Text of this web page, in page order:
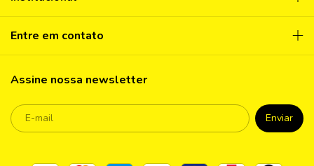
Entre em contato
Assine nossa newsletter